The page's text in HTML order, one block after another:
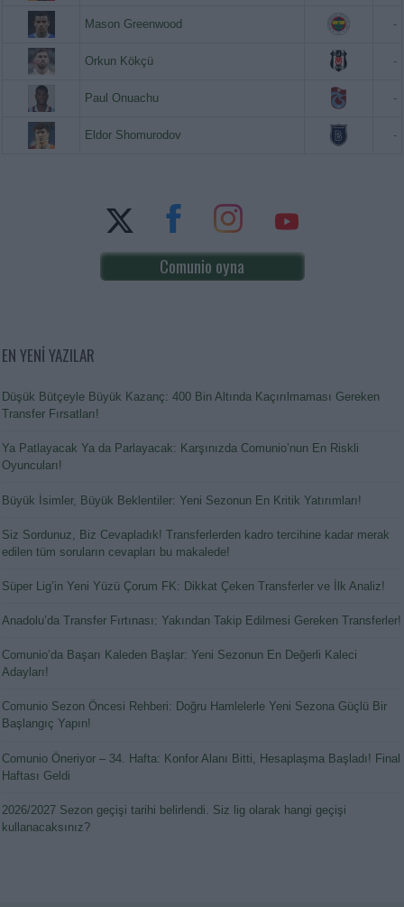
Mason Greenwood -
Orkun Kökçü -
Paul Onuachu -
Eldor Shomurodov -
Comunio oyna
EN YENİ YAZILAR
Düşük Bütçeyle Büyük Kazanç: 400 Bin Altında Kaçırılmaması Gereken
Transfer Fırsatları!
Ya Patlayacak Ya da Parlayacak: Karşınızda Comunio’nun En Riskli
Oyuncuları!
Büyük İsimler, Büyük Beklentiler: Yeni Sezonun En Kritik Yatırımları!
Siz Sordunuz, Biz Cevapladık! Transferlerden kadro tercihine kadar merak
edilen tüm soruların cevapları bu makalede!
Süper Lig’in Yeni Yüzü Çorum FK: Dikkat Çeken Transferler ve İlk Analiz!
Anadolu’da Transfer Fırtınası: Yakından Takip Edilmesi Gereken Transferler!
Comunio’da Başarı Kaleden Başlar: Yeni Sezonun En Değerli Kaleci
Adayları!
Comunio Sezon Öncesi Rehberi: Doğru Hamlelerle Yeni Sezona Güçlü Bir
Başlangıç Yapın!
Comunio Öneriyor – 34. Hafta: Konfor Alanı Bitti, Hesaplaşma Başladı! Final
Haftası Geldi
2026/2027 Sezon geçişi tarihi belirlendi. Siz lig olarak hangi geçişi
kullanacaksınız?